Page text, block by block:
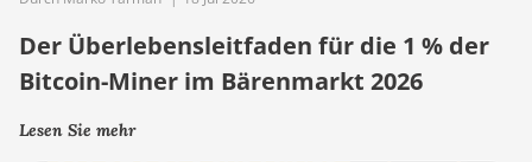
Der Überlebensleitfaden für die 1 % der
Bitcoin-Miner im Bärenmarkt 2026
Lesen Sie mehr